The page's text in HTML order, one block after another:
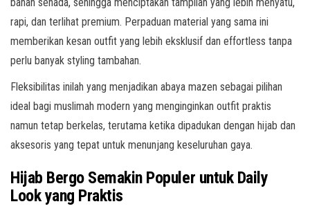
rapi, dan terlihat premium. Perpaduan material yang sama ini
memberikan kesan outfit yang lebih eksklusif dan effortless tanpa
perlu banyak styling tambahan.
Fleksibilitas inilah yang menjadikan abaya mazen sebagai pilihan
ideal bagi muslimah modern yang menginginkan outfit praktis
namun tetap berkelas, terutama ketika dipadukan dengan hijab dan
aksesoris yang tepat untuk menunjang keseluruhan gaya.
Hijab Bergo Semakin Populer untuk Daily
Look yang Praktis